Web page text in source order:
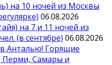
на 10 ночей из Москвы
06.08.2026
на 7 и 11 ночей из
(в сентябре) 06.08.2026
Анталью! Горящие
Перми, Самары и